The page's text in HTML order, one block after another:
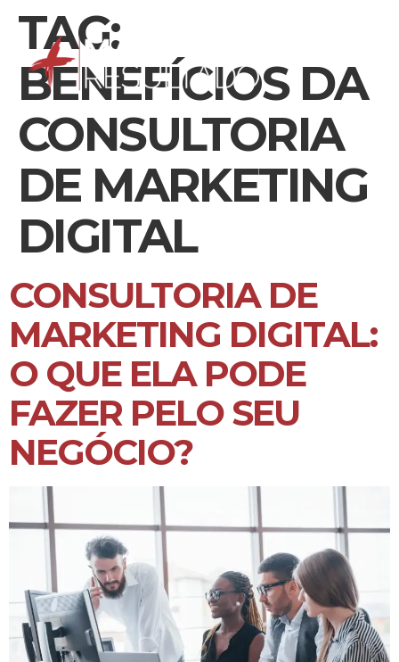
TAG:
BENEFÍCIOS DA
CONSULTORIA
DE MARKETING
DIGITAL
CONSULTORIA DE
MARKETING DIGITAL:
O QUE ELA PODE
FAZER PELO SEU
NEGÓCIO?